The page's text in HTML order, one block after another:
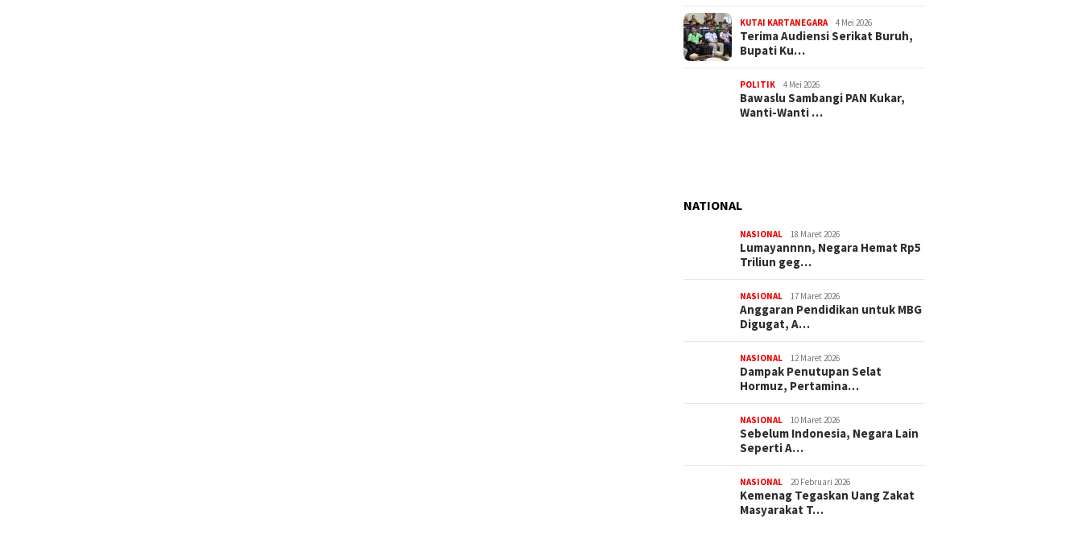
KUTAI KARTANEGARA 4 Mei 2026
Terima Audiensi Serikat Buruh,
Bupati Ku…
POLITIK 4 Mei 2026
Bawaslu Sambangi PAN Kukar,
Wanti-Wanti …
NATIONAL
NASIONAL 18 Maret 2026
Lumayannnn, Negara Hemat Rp5
Triliun geg…
NASIONAL 17 Maret 2026
Anggaran Pendidikan untuk MBG
Digugat, A…
NASIONAL 12 Maret 2026
Dampak Penutupan Selat
Hormuz, Pertamina…
NASIONAL 10 Maret 2026
Sebelum Indonesia, Negara Lain
Seperti A…
NASIONAL 20 Februari 2026
Kemenag Tegaskan Uang Zakat
Masyarakat T…